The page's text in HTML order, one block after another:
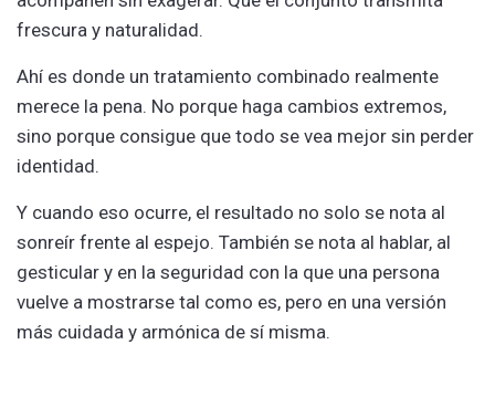
frescura y naturalidad.
Ahí es donde un tratamiento combinado realmente
merece la pena. No porque haga cambios extremos,
sino porque consigue que todo se vea mejor sin perder
identidad.
Y cuando eso ocurre, el resultado no solo se nota al
sonreír frente al espejo. También se nota al hablar, al
gesticular y en la seguridad con la que una persona
vuelve a mostrarse tal como es, pero en una versión
más cuidada y armónica de sí misma.